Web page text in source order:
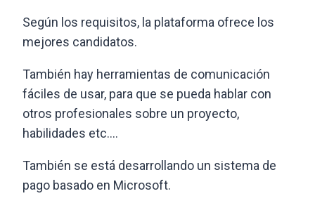
Según los requisitos, la plataforma ofrece los
mejores candidatos.
También hay herramientas de comunicación
fáciles de usar, para que se pueda hablar con
otros profesionales sobre un proyecto,
habilidades etc….
También se está desarrollando un sistema de
pago basado en Microsoft.